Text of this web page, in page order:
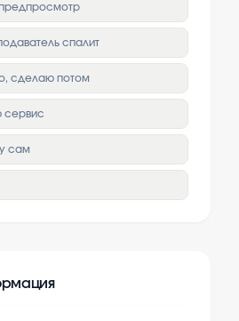
спалит
сделаю потом
сервис
сам